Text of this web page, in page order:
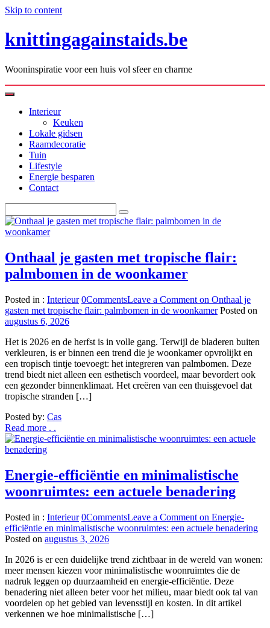
Skip to content
knittingagainstaids.be
Wooninspiratie voor een huis vol sfeer en charme
Interieur
Keuken
Lokale gidsen
Raamdecoratie
Tuin
Lifestyle
Energie besparen
Contact
Onthaal je gasten met tropische flair:
palmbomen in de woonkamer
Posted in : Interieur 0CommentsLeave a Comment on Onthaal je
gasten met tropische flair: palmbomen in de woonkamer Posted on
augustus 6, 2026
Het is 2026 en de herfst is in volle gang. Terwijl de bladeren buiten
verkleuren, is er binnen een trend die je woonkamer opvrolijkt en
een tropisch tintje toevoegt: het integreren van palmbomen. Deze
trend biedt niet alleen een esthetisch voordeel, maar bevordert ook
een gezonder binnenklimaat. Het creëren van een thuisgevoel dat
tropische stranden […]
Posted by: Cas
Read more . .
Energie-efficiëntie en minimalistische
woonruimtes: een actuele benadering
Posted in : Interieur 0CommentsLeave a Comment on Energie-
efficiëntie en minimalistische woonruimtes: een actuele benadering
Posted on augustus 3, 2026
In 2026 is er een duidelijke trend zichtbaar in de wereld van wonen:
meer mensen kiezen voor minimalistische woonruimtes die de
nadruk leggen op duurzaamheid en energie-efficiëntie. Deze
benadering niet alleen beter voor het milieu, maar biedt ook tal van
voordelen op het gebied van levensstijl en kosten. In dit artikel
verkennen we hoe minimalistische […]